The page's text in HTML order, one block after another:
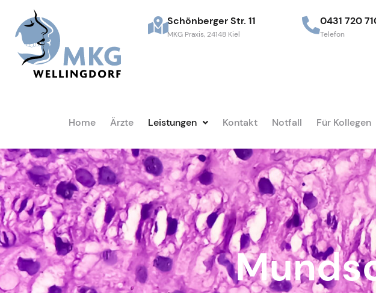
Schönberger Str. 11
MKG Praxis, 24148 Kiel
0431 720
Telefon
Home Ärzte Leistungen Kontakt Notfall Für Kollegen